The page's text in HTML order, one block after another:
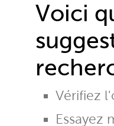
Voici
Vérifiez
Essayez